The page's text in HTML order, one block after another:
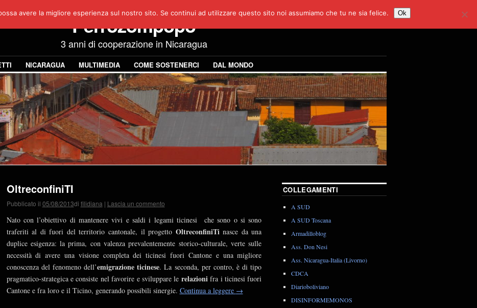
Perrozompopo
3 anni di cooperazione in Nicaragua
NICARAGUA MULTIMEDIA COME SOSTENERCI DAL MONDO
OltreconfiniTI
Pubblicato il 05/08/2013di filidiana | Lascia un commento
Nato con l’obiettivo di mantenere vivi e saldi i legami ticinesi che sono o si sono
traferiti al di fuori del territorio cantonale, il progetto OltreconfiniTinasce da una
duplice esigenza: la prima, con valenza prevalentemente storico-culturale, verte sulle
necessità di avere una visione completa dei ticinesi fuori Cantone e una migliore
conoscenza del fenomeno dell’emigrazione ticinese. La seconda, per contro, è di tipo
pragmatico-strategica e consiste nel favorire e sviluppare le relazionifra i ticinesi fuori
Cantone e fra loro e il Ticino, generando possibili sinergie. Continua a leggere →
COLLEGAMENTI
A SUD
A SUD Toscana
Armadilloblog
Ass. Don Nesi
Ass. Nicaragua-Italia (Livorno)
CDCA
Diarioboliviano
DISINFORMEMONOS
avere la migliore esperienza sul nostro sito. Se continui ad utilizzare questo sito noi assumiamo che tu ne sia felice. Ok